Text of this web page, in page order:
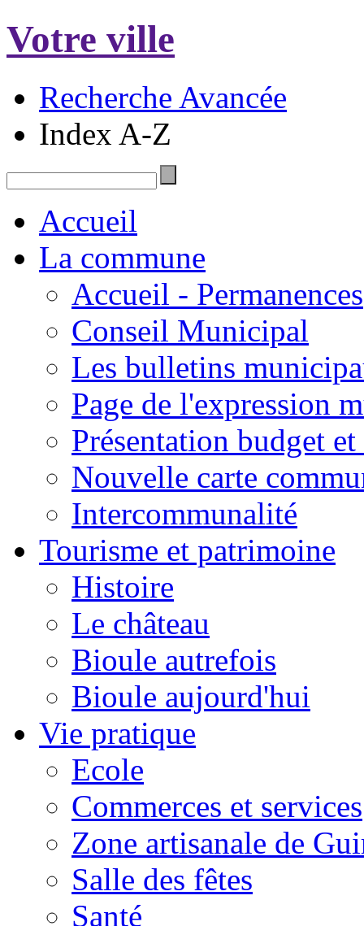
Votre ville
Recherche Avancée
Index A-Z
Accueil
La commune
Accueil - Permanences
Conseil Municipal
Les bulletins
Page de l'expression
Présentation budget
Nouvelle carte
Intercommunalité
Tourisme et patrimoine
Histoire
Le château
Bioule autrefois
Bioule aujourd'hui
Vie pratique
Ecole
Commerces et services
Zone artisanale de
Salle des fêtes
Santé